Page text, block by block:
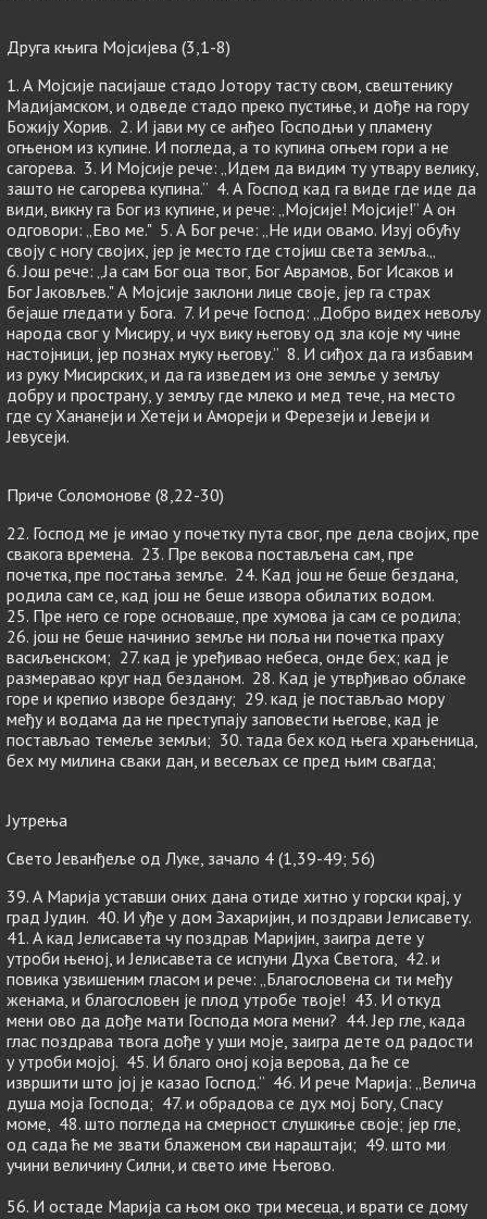
Друга књига Мојсијевa (3,1-8)
1. А Мојсије пасијаше стадо Јотору тасту свом, свештенику
Мадијамском, и одведе стадо преко пустиње, и дође на гору
Божију Хорив. 2. И јави му се анђео Господњи у пламену
огњеном из купине. И погледа, а то купина огњем гори а не
сагорева. 3. И Мојсије рече: „Идем да видим ту утвару велику,
зашто не сагорева купина.” 4. А Господ кад га виде где иде да
види, викну га Бог из купине, и рече: „Мојсије! Мојсије!” А он
одговори: „Ево ме." 5. А Бог рече: „Не иди овамо. Изуј обућу
своју с ногу својих, јер је место где стојиш света земља.„
6. Још рече: „Ја сам Бог оца твог, Бог Аврамов, Бог Исаков и
Бог Јаковљев." А Мојсије заклони лице своје, јер га страх
бејаше гледати у Бога. 7. И рече Господ: „Добро видех невољу
народа свог у Мисиру, и чух вику његову од зла које му чине
настојници, јер познах муку његову.” 8. И сиђох да га избавим
из руку Мисирских, и да га изведем из оне земље у земљу
добру и пространу, у земљу где млеко и мед тече, на место
где су Хананеји и Хетеји и Амореји и Ферезеји и Јевеји и
Јевусеји.
Приче Соломонове (8,22-30)
22. Господ ме је имао у почетку пута свог, пре дела својих, пре
свакога времена. 23. Пре векова постављена сам, пре
почетка, пре постања земље. 24. Кад још не беше бездана,
родила сам се, кад још не беше извора обилатих водом.
25. Пре него се горе основаше, пре хумова ја сам се родила;
26. још не беше начинио земље ни поља ни почетка праху
васиљенском; 27. кад је уређивао небеса, онде бех; кад је
размеравао круг над безданом. 28. Кад је утврђивао облаке
горе и крепио изворе бездану; 29. кад је постављао мору
међу и водама да не преступају заповести његове, кад је
постављао темеље земљи; 30. тада бех код њега храњеница,
бех му милина сваки дан, и весељах се пред њим свагда;
Јутрења
Свето Јеванђеље од Луке, зачало 4 (1,39-49; 56)
39. А Марија уставши оних дана отиде хитно у горски крај, у
град Јудин. 40. И уђе у дом Захаријин, и поздрави Јелисавету.
41. А кад Јелисавета чу поздрав Маријин, заигра дете у
утроби њеној, и Јелисавета се испуни Духа Светога, 42. и
повика узвишеним гласом и рече: „Благословена си ти међу
женама, и благословен је плод утробе твоје! 43. И откуд
мени ово да дође мати Господа мога мени? 44. Јер гле, када
глас поздрава твога дође у уши моје, заигра дете од радости
у утроби мојој. 45. И благо оној која верова, да ће се
извршити што јој је казао Господ.” 46. И рече Марија: „Велича
душа моја Господа; 47. и обрадова се дух мој Богу, Спасу
моме, 48. што погледа на смерност слушкиње своје; јер гле,
од сада ће ме звати блаженом сви нараштаји; 49. што ми
учини величину Силни, и свето име Његово.
56. И остаде Марија са њом око три месеца, и врати се дому